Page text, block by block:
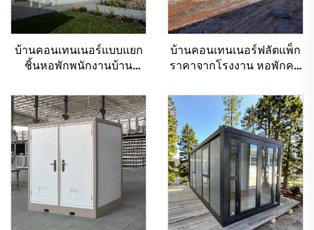
บ้านคอนเทนเนอร์แบบแยก
ชิ้นหอพักพนักงานบ้าน
บ้านคอนเทนเนอร์ฟลัตแพ็ก
ราคาจากโรงงาน หอพักคน